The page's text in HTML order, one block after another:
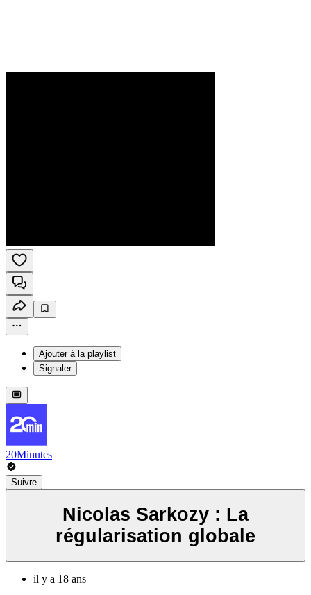
Ajouter à la playlist
Signaler
20Minutes
Suivre
Nicolas Sarkozy : La
régularisation globale
il y a 18 ans